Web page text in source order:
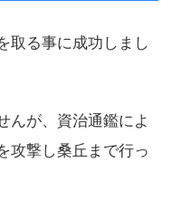
取る事に成功しまし
んが、資治通鑑によ
攻撃し桑丘まで行っ